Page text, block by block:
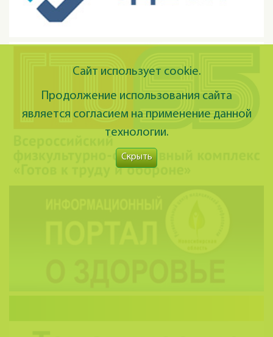
Сайт использует cookie.
Продолжение использования сайта
является согласием на применение данной
технологии.
Скрыть